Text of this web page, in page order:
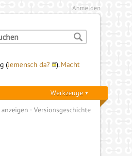
Anmelden
(Jemensch da? ).Macht
Werkzeuge
Versionsgeschichte